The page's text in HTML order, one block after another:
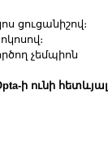
ցուցանիշով։
չեմպիոն
ի ունի հետևյալ